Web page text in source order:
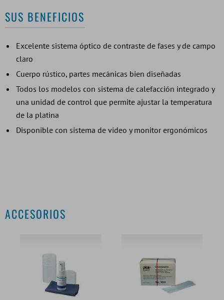
SUS BENEFICIOS
Excelente sistema óptico de contraste de fases y de campo
claro
Cuerpo rústico, partes mecánicas bien diseñadas
Todos los modelos con sistema de calefacción integrado y
una unidad de control que permite ajustar la temperatura
de la platina
Disponible con sistema de video y monitor ergonómicos
ACCESORIOS